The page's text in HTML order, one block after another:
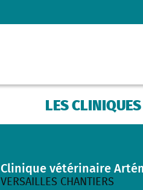
LES
Clinique vétérinaire
VERSAILLES CHANTIERS